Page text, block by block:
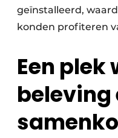
geïnstalleerd,
konden profiteren
Een plek
beleving